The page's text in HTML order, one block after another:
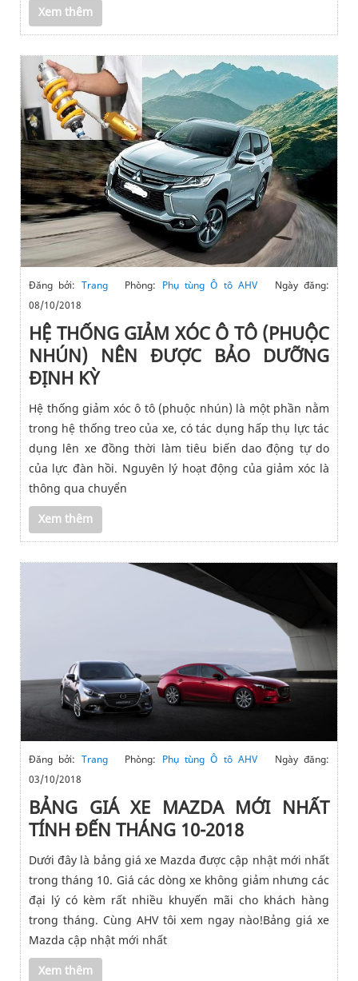
Xem thêm
Đăng bởi: TrangPhòng: Phụ tùng Ô tô AHVNgày đăng:
08/10/2018
HỆ THỐNG GIẢM XÓC Ô TÔ (PHUỘC
NHÚN) NÊN ĐƯỢC BẢO DƯỠNG
ĐỊNH KỲ
Hệ thống giảm xóc ô tô (phuộc nhún) là một phần nằm
trong hệ thống treo của xe, có tác dụng hấp thụ lực tác
dụng lên xe đồng thời làm tiêu biến dao động tự do
của lực đàn hồi. Nguyên lý hoạt động của giảm xóc là
thông qua chuyển
Xem thêm
Đăng bởi: TrangPhòng: Phụ tùng Ô tô AHVNgày đăng:
03/10/2018
BẢNG GIÁ XE MAZDA MỚI NHẤT
TÍNH ĐẾN THÁNG 10-2018
Dưới đây là bảng giá xe Mazda được cập nhật mới nhất
trong tháng 10. Giá các dòng xe không giảm nhưng các
đại lý có kèm rất nhiều khuyến mãi cho khách hàng
trong tháng. Cùng AHV tôi xem ngay nào!Bảng giá xe
Mazda cập nhật mới nhất
Xem thêm